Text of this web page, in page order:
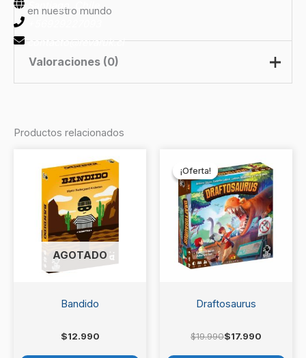
en nuestro mundo
Valoraciones (0)
Death May Die”
Debesaccederpara publicar una valoración.
Productos relacionados
AGOTADO
Bandido
$12.990
¡Oferta!
¡Oferta!
Draftosaurus
$19.990
precio
original
era:
$19.990.
$17.990
precio
actual
es:
$17.990.